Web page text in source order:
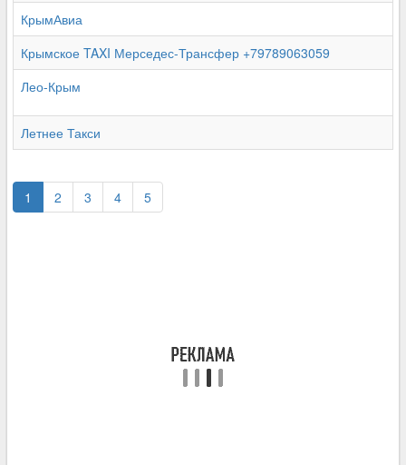
КрымАвиа
Крымское TAXI Мерседес-Трансфер +79789063059
Лео-Крым
Летнее Такси
1 2 3 4 5